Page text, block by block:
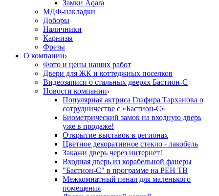
Замки Aqara
МДФ-накладки
Доборы
Наличники
Карнизы
Фрезы
О компании
Фото и цены наших работ
Двери для ЖК и коттеджных поселков
Видеозаписи о стальных дверях Бастион-С
Новости компании
Популярная актриса Глафира Тарханова о
сотрудничестве с «Бастион-С»
Биометрический замок на входную дверь
уже в продаже!
Открытие выставок в регионах
Цветное декоративное стекло - лакобель
Закажи дверь через интернет!
Входная дверь из корабельной фанеры
"Бастион-С" в программе на РЕН ТВ
Межкомнатный пенал для маленького
помещения